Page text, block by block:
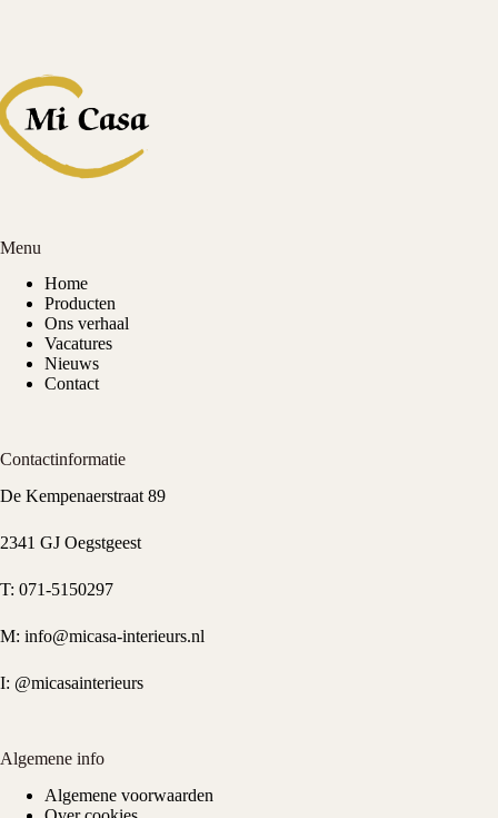
Menu
Home
Producten
Ons verhaal
Vacatures
Nieuws
Contact
Contactinformatie
De Kempenaerstraat 89
2341 GJ Oegstgeest
T: 071-5150297
M: info@micasa-interieurs.nl
I: @micasainterieurs
Algemene info
Algemene voorwaarden